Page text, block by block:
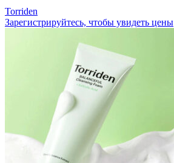
Torriden
Зарегистрируйтесь, чтобы увидеть цены